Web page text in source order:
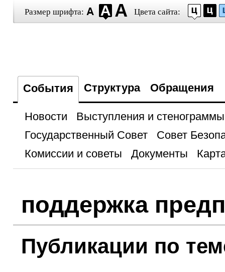
Размер шрифта: Цвета сайта:
События Структура Обращения
Новости
Выступления и стенограммы
Государственный Совет
Совет
Комиссии и советы
Документы
поддержка
Публикации по